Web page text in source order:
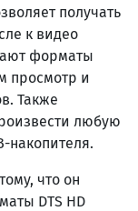
получать
к видео
форматы
просмотр и
Также
любую
накопителя.
что он
DTS HD